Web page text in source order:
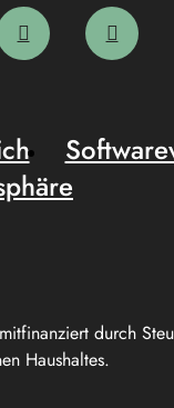
durch
Haushaltes.